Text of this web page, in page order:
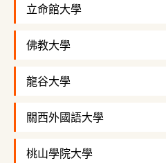
立命館大學
佛教大學
龍谷大學
關西外國語大學
桃山學院大學